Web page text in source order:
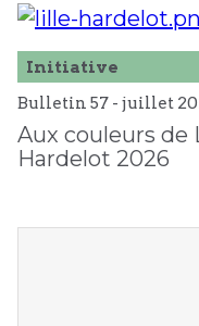
Initiative
Bulletin 57 - juillet
Aux couleurs de
Hardelot 2026